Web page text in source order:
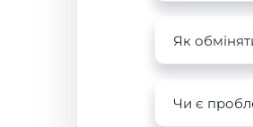
Як
Чи є